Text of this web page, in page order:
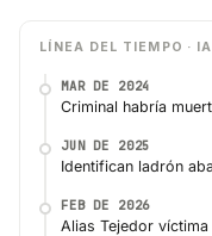
LÍNEA DEL TIEMPO · IA
MAR DE 2024
Criminal habría
JUN DE 2025
Identifican ladrón
FEB DE 2026
Alias Tejedor